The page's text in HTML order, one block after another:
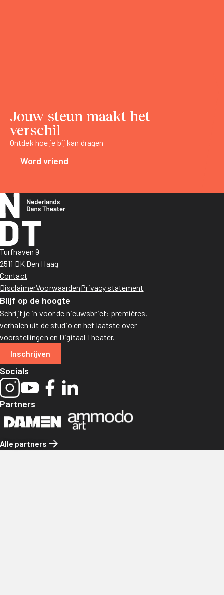
Jouw steun maakt het
verschil
Ontdek hoe je bij kan dragen
Word vriend
Turfhaven 9
2511 DK Den Haag
Contact
DisclaimerVoorwaardenPrivacy statement
Blijf op de hoogte
Schrijf je in voor de nieuwsbrief: premières,
verhalen uit de studio en het laatste over
voorstellingen en Digitaal Theater.
Inschrijven
Socials
Partners
Alle partners